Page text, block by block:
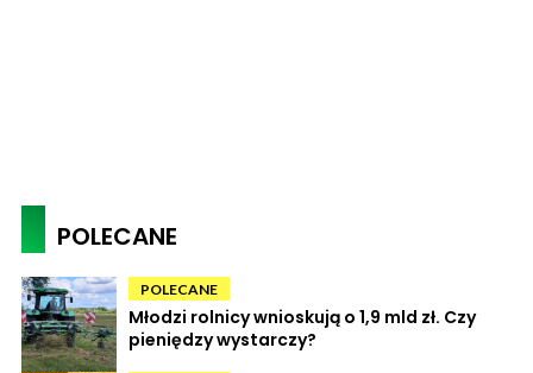
POLECANE
POLECANE
Młodzi rolnicy wnioskują o 1,9 mld zł. Czy
pieniędzy wystarczy?